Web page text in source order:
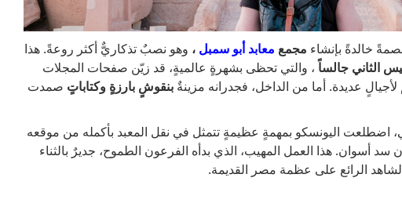
خالدةً بإنشاء مجمع معابد أبو سمبل ، وهو نصبٌ تذكاريٌّ أكثر روعةً. هذا
الثاني جالساً، والتي تحظى بشهرةٍ عالميةٍ، قد زيّن صفحات المجلات
عديدة. أما من الداخل، فجدرانه مزينةٌ بنقوشٍ بارزةٍ وكتاباتٍ صمدت
اليونسكو بمهمةٍ عظيمةٍ تتمثل في نقل المعبد بأكمله من موقعه
أسوان. هذا العمل المهيب، الذي بدأه الفرعون الطموح، جديرٌ بالثناء
الرائع على عظمة مصر القديمة.